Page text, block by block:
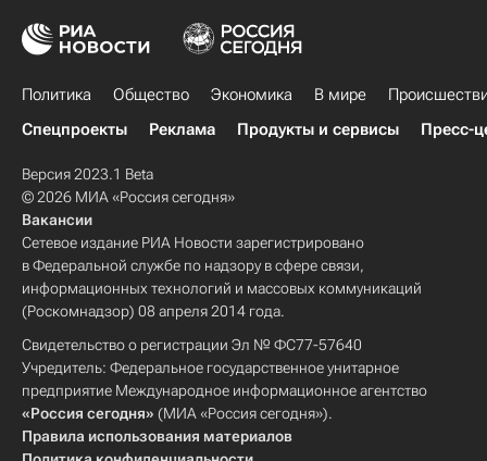
Политика Общество Экономика В мире
Спецпроекты
Реклама Продукты и сервисы Пресс-
Версия 2023.1 Beta
© 2026 МИА «Россия сегодня»
Вакансии
Сетевое издание РИА Новости зарегистрировано
в Федеральной службе по надзору в сфере связи,
информационных технологий и массовых коммуникаций
(Роскомнадзор) 08 апреля 2014 года.
Свидетельство о регистрации Эл № ФС77-57640
Учредитель: Федеральное государственное унитарное
предприятие Международное информационное агентство
«Россия сегодня» (МИА «Россия сегодня»).
Правила использования материалов